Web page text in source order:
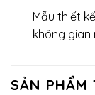
Mẫu thiết
không gian
SẢN PHẨM